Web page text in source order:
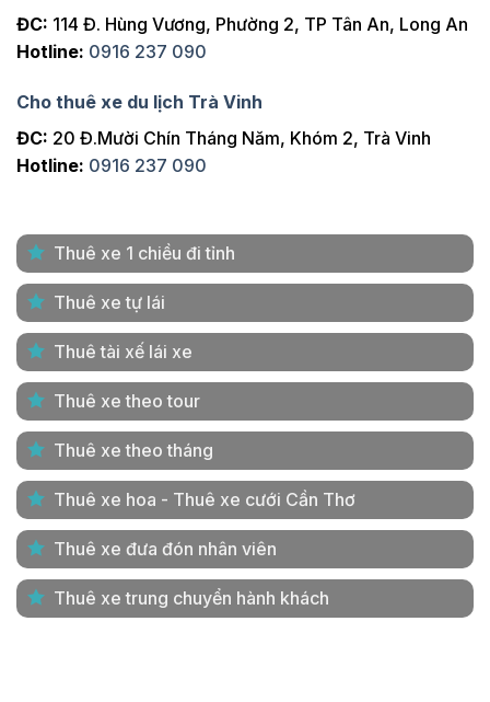
ĐC: 114 Đ. Hùng Vương, Phường 2, TP Tân An, Long An
Hotline: 0916 237 090
Cho thuê xe du lịch Trà Vinh
ĐC: 20 Đ.Mười Chín Tháng Năm, Khóm 2, Trà Vinh
Hotline: 0916 237 090
Thuê xe 1 chiều đi tỉnh
Thuê xe tự lái
Thuê tài xế lái xe
Thuê xe theo tour
Thuê xe theo tháng
Thuê xe hoa - Thuê xe cưới Cần Thơ
Thuê xe đưa đón nhân viên
Thuê xe trung chuyển hành khách